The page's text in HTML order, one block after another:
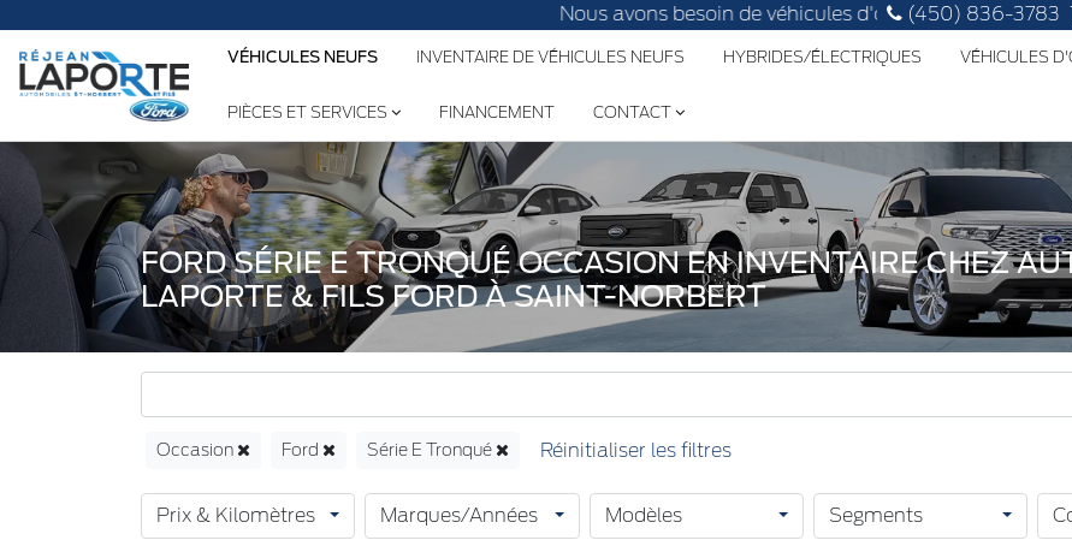
Nous avons besoin de véhicules d'occasion, faites évaluer
(450) 836-3783
VÉHICULES NEUFS INVENTAIRE DE VÉHICULES NEUFS HYBRIDES/ÉLECTRIQUES VÉHICULES
PIÈCES ET SERVICES FINANCEMENT CONTACT
FORD SÉRIE E TRONQUÉ OCCASION EN INVENTAIRE CHEZ
LAPORTE & FILS FORD À SAINT-NORBERT
Occasion Ford Série E Tronqué
Prix & Kilomètres Marques/Années Modèles Segments